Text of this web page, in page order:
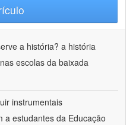
a história? a história
escolas da baixada
instrumentais
a estudantes da Educação